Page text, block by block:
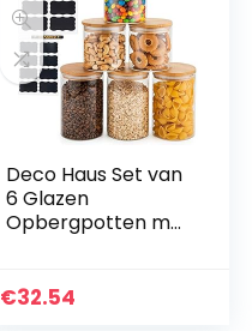
Deco Haus Set van
6 Glazen
Opbergpotten met
Vaatwasser-,
€32.54